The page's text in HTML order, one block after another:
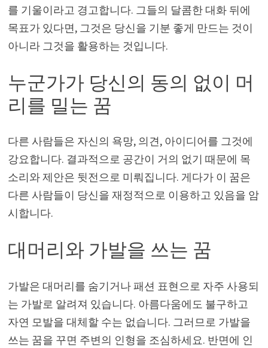
를 기울이라고 경고합니다. 그들의 달콤한 대화 뒤에
목표가 있다면, 그것은 당신을 기분 좋게 만드는 것이
아니라 그것을 활용하는 것입니다.
누군가가 당신의 동의 없이 머
리를 밀는 꿈
다른 사람들은 자신의 욕망, 의견, 아이디어를 그것에
강요합니다. 결과적으로 공간이 거의 없기 때문에 목
소리와 제안은 뒷전으로 미뤄집니다. 게다가 이 꿈은
다른 사람들이 당신을 재정적으로 이용하고 있음을 암
시합니다.
대머리와 가발을 쓰는 꿈
가발은 대머리를 숨기거나 패션 표현으로 자주 사용되
는 가발로 알려져 있습니다. 아름다움에도 불구하고
자연 모발을 대체할 수는 없습니다. 그러므로 가발을
쓰는 꿈을 꾸면 주변의 인형을 조심하세요. 반면에 인